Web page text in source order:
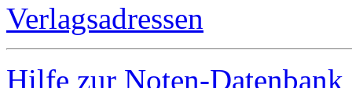
Verlagsadressen
Hilfe zur Noten-Datenbank